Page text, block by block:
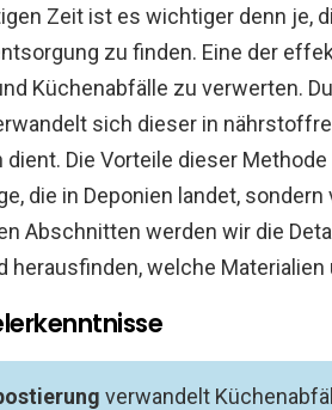
Zeit ist es wichtiger denn je,
zu finden. Eine der
Küchenabfälle zu verwerten.
sich dieser in
dient. Die Vorteile dieser
die in Deponien landet,
Abschnitten werden wir die
herausfinden, welche
verwandelt